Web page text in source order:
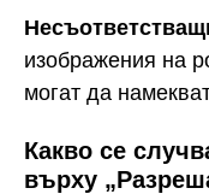
изображения на
могат да
Какво се
върху